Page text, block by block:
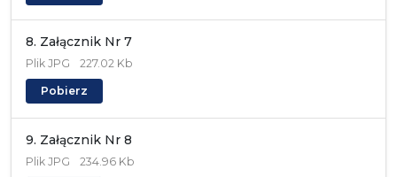
8. Załącznik Nr 7
Plik JPG 227.02 Kb
Pobierz
9. Załącznik Nr 8
Plik JPG 234.96 Kb